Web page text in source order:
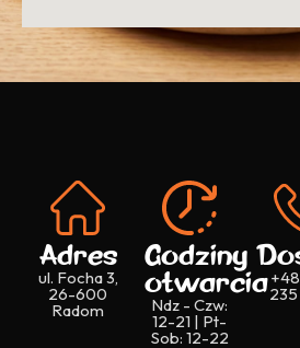
Adres
ul. Focha 3,
26-600
Radom
Godziny
otwarcia
Ndz - Czw:
12-21 | Pt-
Sob: 12-22